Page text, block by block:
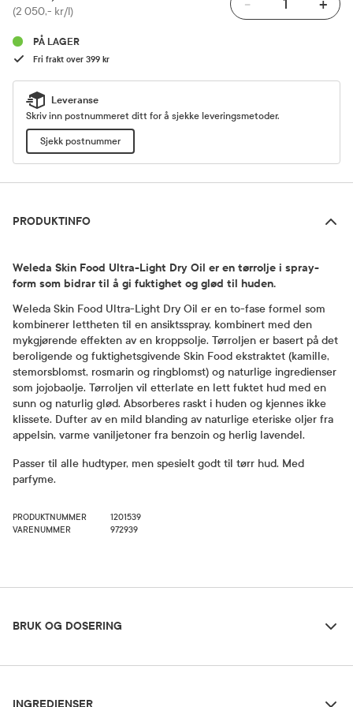
Pris
(2 050,- kr/l) - +
PÅ LAGER
Fri frakt over 399 kr
Leveranse
Skriv inn postnummeret ditt for å sjekke leveringsmetoder.
Sjekk postnummer
PRODUKTINFO
Weleda Skin Food Ultra-Light Dry Oil er en tørrolje i spray-
form som bidrar til å gi fuktighet og glød til huden.
Weleda Skin Food Ultra-Light Dry Oil er en to-fase formel som
kombinerer lettheten til en ansiktsspray, kombinert med den
mykgjørende effekten av en kroppsolje. Tørroljen er basert på det
beroligende og fuktighetsgivende Skin Food ekstraktet (kamille,
stemorsblomst, rosmarin og ringblomst) og naturlige ingredienser
som jojobaolje. Tørroljen vil etterlate en lett fuktet hud med en
sunn og naturlig glød. Absorberes raskt i huden og kjennes ikke
klissete. Dufter av en mild blanding av naturlige eteriske oljer fra
appelsin, varme vaniljetoner fra benzoin og herlig lavendel.
Passer til alle hudtyper, men spesielt godt til tørr hud. Med
parfyme.
PRODUKTNUMMER
1201539
VARENUMMER
972939
BRUK OG DOSERING
Påføres etter rens om morgenen og/eller kvelden.